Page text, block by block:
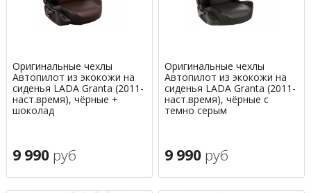
Оригинальные чехлы
Автопилот из экокожи на
сиденья LADA Granta (2011-
наст.время), чёрные +
шоколад
9 990 руб
Оригинальные чехлы
Автопилот из экокожи на
сиденья LADA Granta (2011-
наст.время), чёрные с
темно серым
9 990 руб